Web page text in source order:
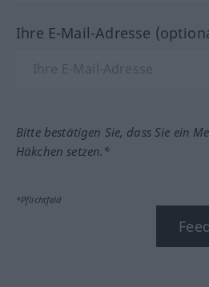
Ihre E-Mail-Adresse
Bitte bestätigen Sie, dass Sie ein
Häkchen setzen.*
*Pflichtfeld